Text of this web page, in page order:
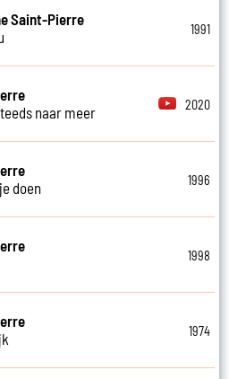
Saint-Pierre
1991
naar meer
2020
doen
1996
1998
1974